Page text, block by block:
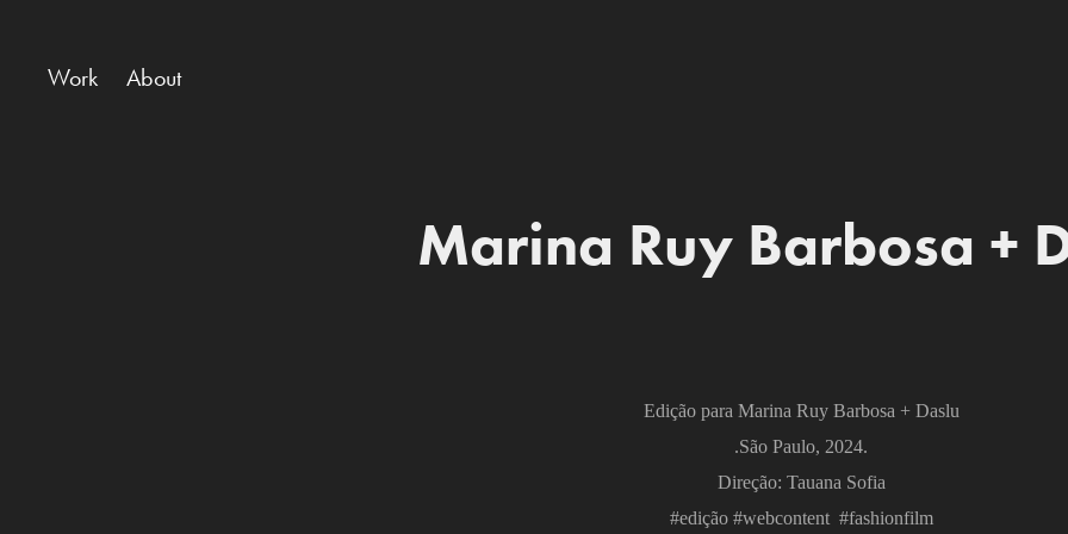
Work About
Marina Ruy Barbosa +
Edição para Marina Ruy Barbosa + Daslu
.São Paulo, 2024.
Direção: Tauana Sofia
#edição #webcontent #fashionfilm